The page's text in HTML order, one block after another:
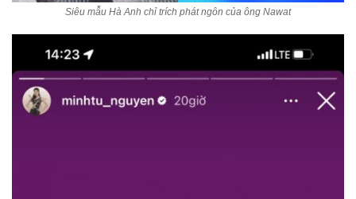
Siêu mẫu Hà Anh chỉ trích phát ngôn của ông Nawat